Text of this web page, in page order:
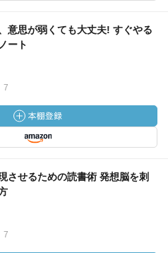
意思が弱くても大丈夫! すぐやる
ート
7
させるための読書術 発想脳を刺
7